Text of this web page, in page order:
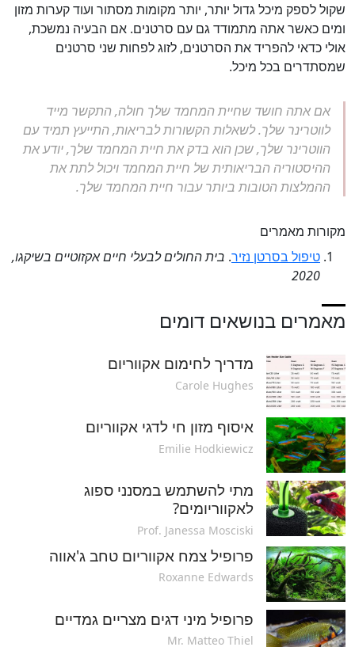
שקול לספק מיכל גדול יותר, יותר מקומות מסתור ועוד קערות מזון
ומים כאשר אתה מתמודד גם עם סרטנים. אם הבעיה נמשכת,
אולי כדאי להפריד את הסרטנים, לזוג לפחות שני סרטנים
שמסתדרים בכל מיכל.
אם אתה חושד שחיית המחמד שלך חולה, התקשר מייד
לווטרינר שלך. לשאלות הקשורות לבריאות, התייעץ תמיד עם
הווטרינר שלך, שכן הוא בדק את חיית המחמד שלך, יודע את
ההיסטוריה הבריאותית של חיית המחמד ויכול לתת את
ההמלצות הטובות ביותר עבור חיית המחמד שלך.
מקורות מאמרים
טיפול בסרטן נזיר. בית החולים לבעלי חיים אקזוטיים בשיקגו,
2020
מאמרים בנושאים דומים
מדריך לחימום אקווריום
Carole Hughes
איסוף מזון חי לדגי אקווריום
Emilie Hodkiewicz
מתי להשתמש במסנני ספוג
לאקווריומים?
Prof. Janessa Mosciski
פרופיל צמח אקווריום טחב ג'אווה
Roxanne Edwards
פרופיל מיני דגים מצריים גמדיים
Mr. Matteo Thiel